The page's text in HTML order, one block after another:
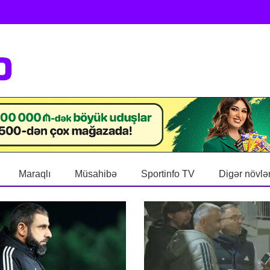
Maraqlı Müsahibə Sportinfo TV Digər